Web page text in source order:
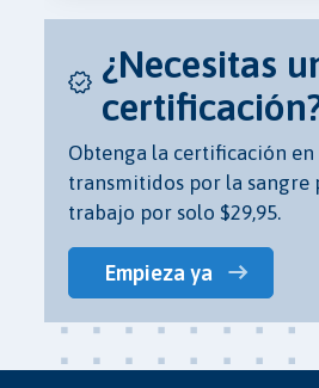
¿Necesitas
Obtenga la certificación en
transmitidos por la sangre
trabajo por solo $29,95.
Empieza ya